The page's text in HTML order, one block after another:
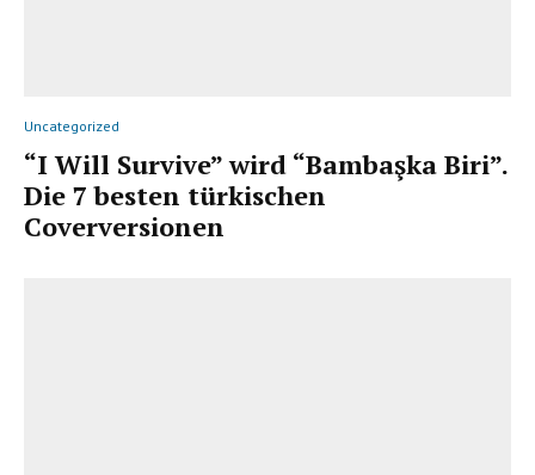
Uncategorized
“I Will Survive” wird “Bambaşka Biri”.
Die 7 besten türkischen
Coverversionen